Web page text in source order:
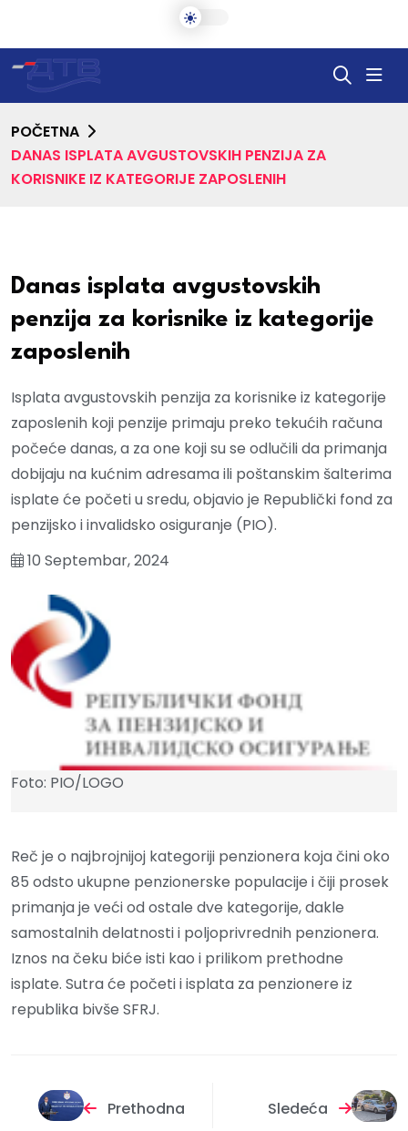
POČETNA
DANAS ISPLATA AVGUSTOVSKIH PENZIJA ZA
KORISNIKE IZ KATEGORIJE ZAPOSLENIH
Danas isplata avgustovskih
penzija za korisnike iz kategorije
zaposlenih
Isplata avgustovskih penzija za korisnike iz kategorije
zaposlenih koji penzije primaju preko tekućih računa
počeće danas, a za one koji su se odlučili da primanja
dobijaju na kućnim adresama ili poštanskim šalterima
isplate će početi u sredu, objavio je Republički fond za
penzijsko i invalidsko osiguranje (PIO).
10 Septembar, 2024
Foto: PIO/LOGO
Reč je o najbrojnijoj kategoriji penzionera koja čini oko
85 odsto ukupne penzionerske populacije i čiji prosek
primanja je veći od ostale dve kategorije, dakle
samostalnih delatnosti i poljoprivrednih penzionera.
Iznos na čeku biće isti kao i prilikom prethodne
isplate. Sutra će početi i isplata za penzionere iz
republika bivše SFRJ.
Prethodna Sledeća